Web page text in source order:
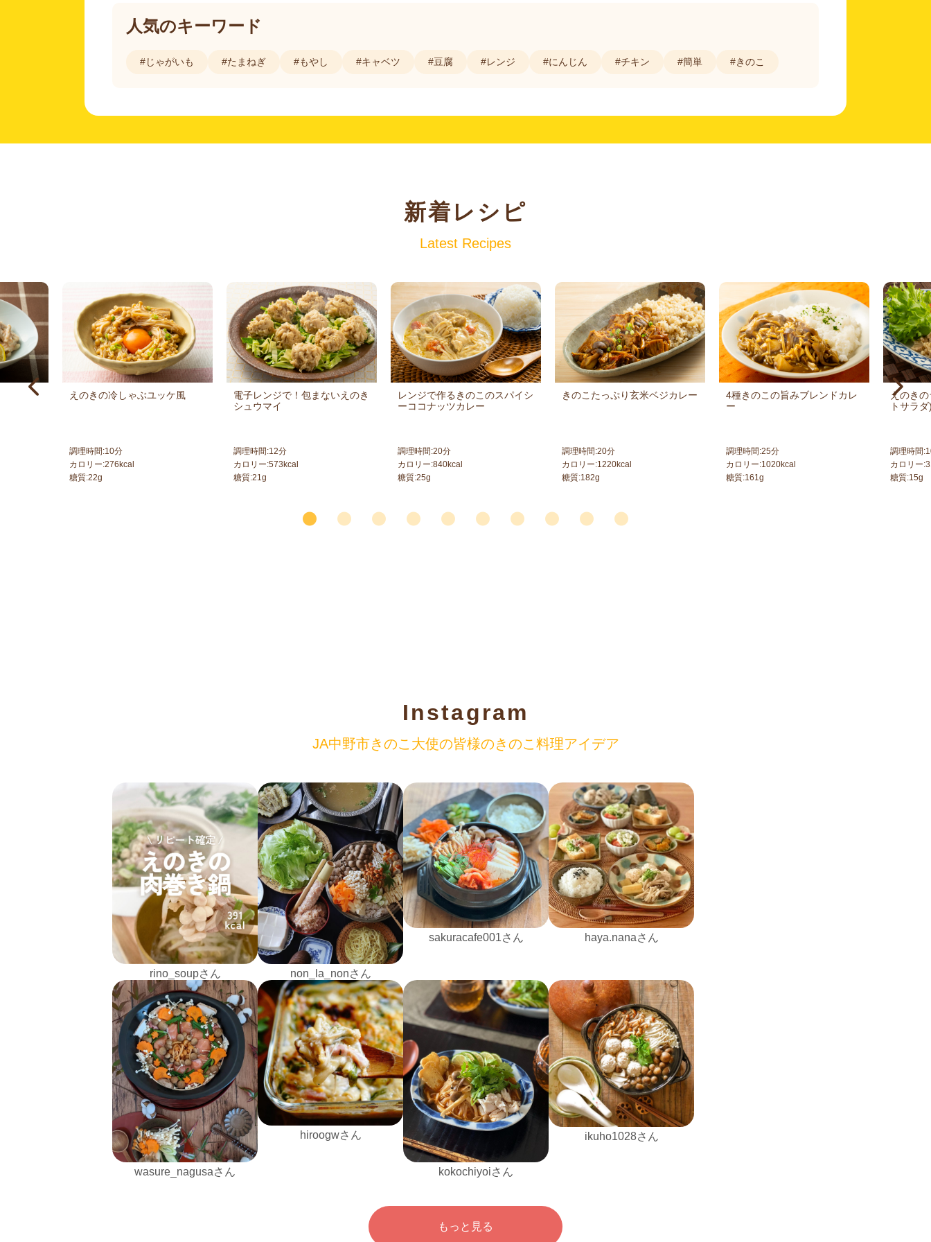
人気のキーワード
#じゃがいも #たまねぎ #もやし #キャベツ #豆腐 #レンジ #にんじん #チキン #簡単 #きのこ
新着レシピ
Latest Recipes
えのきの冷しゃぶユッケ風
調理時間:10分
カロリー:276kcal
糖質:22g
電子レンジで！包まないえのき
シュウマイ
調理時間:12分
カロリー:573kcal
糖質:21 g
レンジで作るきのこのスパイシ
ーココナッツカレー
調理時間:20分
カロリー:840kcal
糖質:25g
きのこたっぷり玄米ベジカレー
調理時間:20分
カロリー:1220kcal
糖質:182g
4種きのこの旨みブレンドカレ
ー
調理時間:25分
カロリー:1020kcal
糖質:161 g
えのき
トサラ
調理時間:
カロリー:
糖質:15g
Instagram
JA中野市きのこ大使の皆様のきのこ料理アイデア
rino_soupさん non_la_nonさん
sakuracafe001さん haya.nanaさん
wasure_nagusaさん
hiroogwさん
kokochiyoiさん
ikuho1028さん
もっと見る